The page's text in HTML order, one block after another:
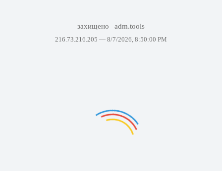
захищено adm.tools
216.73.216.205 — 8/7/2026, 8:50:00 PM